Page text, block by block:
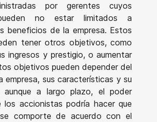
por gerentes cuyos
no estar limitados a
beneficios de la empresa. Estos
tener otros objetivos, como
ingresos y prestigio, o aumentar
objetivos pueden depender del
empresa, sus características y su
aunque a largo plazo, el poder
los accionistas podría hacer que
comporte de acuerdo con el